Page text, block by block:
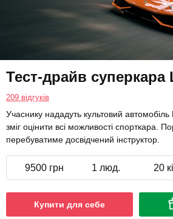
Тест-драйв
209 відгуків
Учаснику нададуть культовий
зміг оцінити всі можливості спорткара.
перебуватиме досвідчений інструктор.
9500 грн 1 люд. 20
Купити для себе